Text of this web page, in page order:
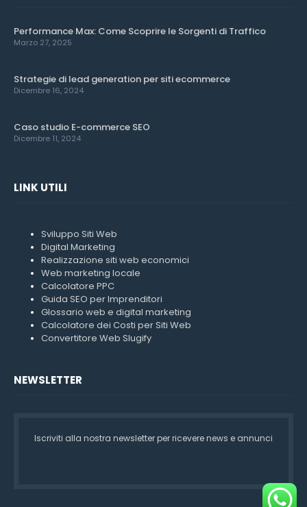
Performance Max: Come Scoprire le Sorgenti di Traffico
Marzo 27, 2025
Strategie di lead generation per siti ecommerce
Dicembre 16, 2024
Caso studio E-commerce SEO
Dicembre 11, 2024
LINK UTILI
Sviluppo Siti Web
Digital Marketing
Realizzazione siti web economici
Web marketing locale
Calcolatore PPC
Guida SEO per Imprenditori
Glossario web e digital marketing
Calcolatore dei Costi per Siti Web
Convertitore Web Slugify
NEWSLETTER
Iscriviti alla nostra newsletter per ricevere news e annunci